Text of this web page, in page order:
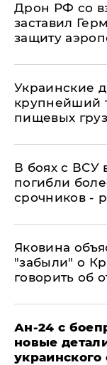
​Дрон РФ со
заставил
защиту
Украинские
крупнейший
пищевых
В боях с ВСУ
погибли
срочников -
Яковина
"забыли" о
говорить об
Ан-24 с
новые